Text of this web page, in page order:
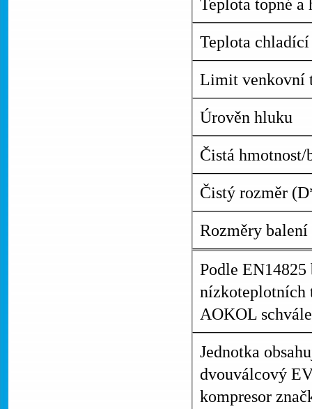
Teplota topné a
Teplota
Limit
Úrověn hluku
Čistá
Čistý rozměr
Rozměry
Podle
nízkoteplotních
AOKOL
Jednotka
dvouválcový
kompresor